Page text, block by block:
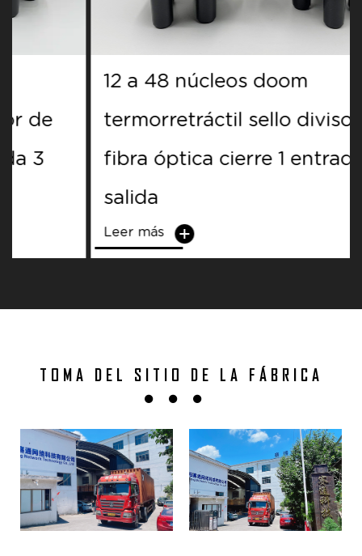
12 a 48 núcleos doom
termorretráctil sello divisor de
fibra óptica cierre 1 entrada 3
TOMA DEL SITIO DE LA FÁBRICA